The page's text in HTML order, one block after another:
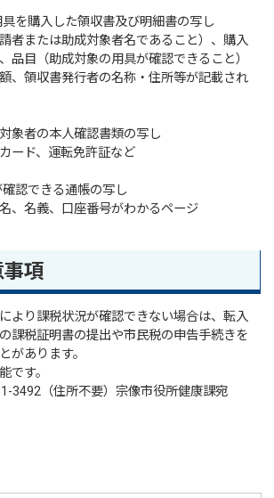
を購入した領収書及び明細書の写し
者または助成対象者名であること）、購入
品目（助成対象の用具が確認できること）
、領収書発行者の名称・住所等が記載され
象者の本人確認書類の写し
ード、運転免許証など
認できる通帳の写し
、名義、口座番号がわかるページ
項
より課税状況が確認できない場合は、転入
課税証明書の提出や市民税の申告手続きを
があります。
です。
3492（住所不要）宗像市役所健康課宛